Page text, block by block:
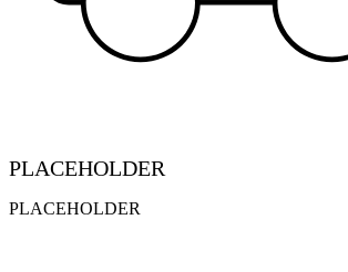
PLACEHOLDER
PLACEHOLDER